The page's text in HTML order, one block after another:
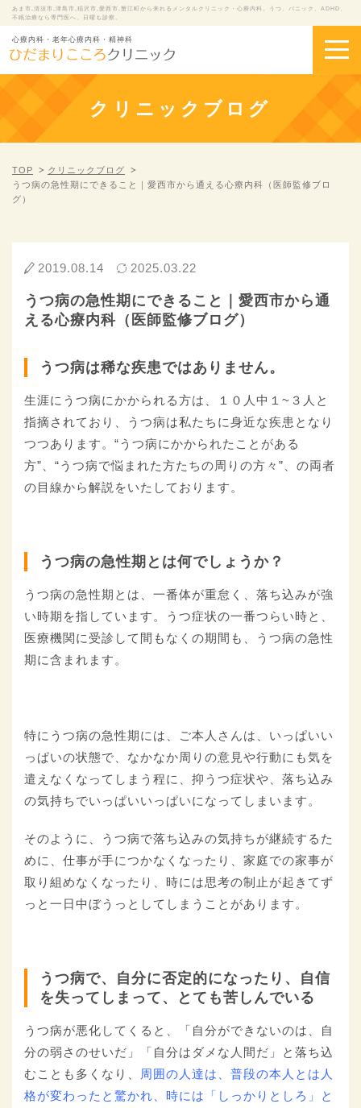
あま市,清須市,津島市,稲沢市,愛西市,蟹江町から来れるメンタルクリニック・心療内科。うつ、パニック、ADHD、
不眠治療なら専門医へ。日曜も診察。
心療内科・老年心療内科・精神科
クリニックブログ
TOP
クリニックブログ
うつ病の急性期にできること｜愛西市から通える心療内科（医師監修ブロ
グ）
2019.08.14 2025.03.22
うつ病の急性期にできること｜愛西市から通
える心療内科（医師監修ブログ）
うつ病は稀な疾患ではありません。
生涯にうつ病にかかられる方は、１０人中１~３人と
指摘されており、うつ病は私たちに身近な疾患となり
つつあります。“うつ病にかかられたことがある
方”、“うつ病で悩まれた方たちの周りの方々”、の両者
の目線から解説をいたしております。
うつ病の急性期とは何でしょうか？
うつ病の急性期とは、一番体が重怠く、落ち込みが強
い時期を指しています。うつ症状の一番つらい時と、
医療機関に受診して間もなくの期間も、うつ病の急性
期に含まれます。
特にうつ病の急性期には、ご本人さんは、いっぱいい
っぱいの状態で、なかなか周りの意見や行動にも気を
遣えなくなってしまう程に、抑うつ症状や、落ち込み
の気持ちでいっぱいいっぱいになってしまいます。
そのように、うつ病で落ち込みの気持ちが継続するた
めに、仕事が手につかなくなったり、家庭での家事が
取り組めなくなったり、時には思考の制止が起きてず
っと一日中ぼうっとしてしまうことがあります。
うつ病で、自分に否定的になったり、自信
を失ってしまって、とても苦しんでいる
うつ病が悪化してくると、「自分ができないのは、自
分の弱さのせいだ」「自分はダメな人間だ」と落ち込
むことも多くなり、
周囲の人達は、普段の本人とは人
格が変わったと驚かれ、時には「しっかりとしろ」と